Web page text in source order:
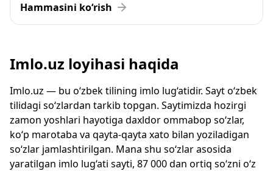
Hammasini ko‘rish
Imlo.uz loyihasi haqida
Imlo.uz — bu o‘zbek tilining imlo lug‘atidir. Sayt o‘zbek
tilidagi so‘zlardan tarkib topgan. Saytimizda hozirgi
zamon yoshlari hayotiga daxldor ommabop so‘zlar,
ko‘p marotaba va qayta-qayta xato bilan yoziladigan
so‘zlar jamlashtirilgan. Mana shu so‘zlar asosida
yaratilgan imlo lug‘ati sayti, 87 000 dan ortiq so‘zni o‘z